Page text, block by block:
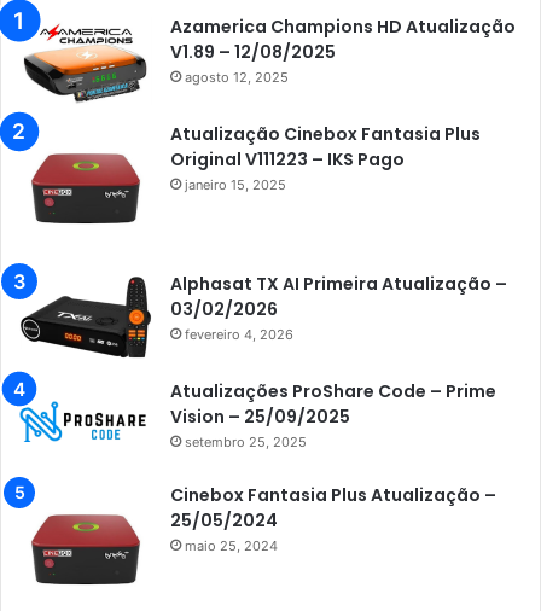
Azamerica
Azamerica Beats
Azamerica Champions
Azamerica Champions IPTV
Azamerica F92 Plus
Azamerica Gold
Azamerica i5 IPTV
Azamerica i7 IPTV
Azamerica King
Azamerica King GX PRO
Azamerica King IPTV
Azamerica Mobi
Azamerica Champions HD Atualização
V1.89 – 12/08/2025
agosto 12, 2025
Atualização Cinebox Fantasia Plus
Original V111223 – IKS Pago
janeiro 15, 2025
Alphasat TX AI Primeira Atualização –
03/02/2026
fevereiro 4, 2026
Atualizações ProShare Code – Prime
Vision – 25/09/2025
setembro 25, 2025
Cinebox Fantasia Plus Atualização –
25/05/2024
maio 25, 2024